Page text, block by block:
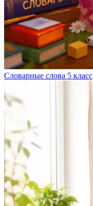
Словарные слова 5 класс